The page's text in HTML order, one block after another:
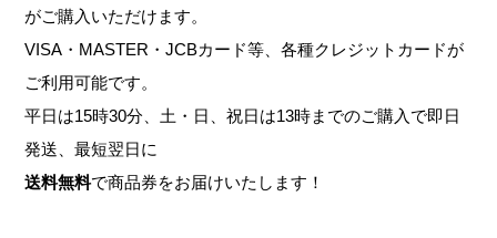
がご購入いただけます。
VISA・MASTER・JCBカード等、各種クレジットカードが
ご利用可能です。
平日は15時30分、土・日、祝日は13時までのご購入で即日
発送、最短翌日に
送料無料で商品券をお届けいたします！